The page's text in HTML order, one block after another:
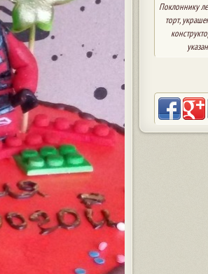
Поклоннику
торт,